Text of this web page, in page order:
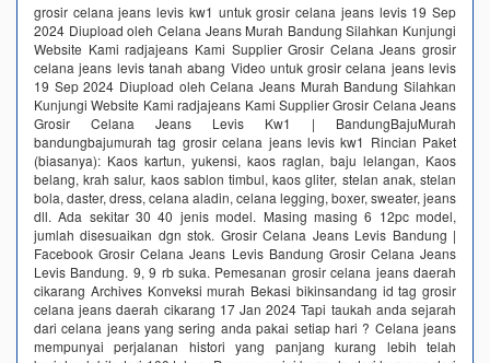
grosir celana jeans levis kw1 untuk grosir celana jeans levis 19 Sep
2024 Diupload oleh Celana Jeans Murah Bandung Silahkan Kunjungi
Website Kami radjajeans Kami Supplier Grosir Celana Jeans grosir
celana jeans levis tanah abang Video untuk grosir celana jeans levis
19 Sep 2024 Diupload oleh Celana Jeans Murah Bandung Silahkan
Kunjungi Website Kami radjajeans Kami Supplier Grosir Celana Jeans
Grosir Celana Jeans Levis Kw1 | BandungBajuMurah
bandungbajumurah tag grosir celana jeans levis kw1 Rincian Paket
(biasanya): Kaos kartun, yukensi, kaos raglan, baju lelangan, Kaos
belang, krah salur, kaos sablon timbul, kaos gliter, stelan anak, stelan
bola, daster, dress, celana aladin, celana legging, boxer, sweater, jeans
dll. Ada sekitar 30 40 jenis model. Masing masing 6 12pc model,
jumlah disesuaikan dgn stok. Grosir Celana Jeans Levis Bandung |
Facebook Grosir Celana Jeans Levis Bandung Grosir Celana Jeans
Levis Bandung. 9, 9 rb suka. Pemesanan grosir celana jeans daerah
cikarang Archives Konveksi murah Bekasi bikinsandang id tag grosir
celana jeans daerah cikarang 17 Jan 2024 Tapi taukah anda sejarah
dari celana jeans yang sering anda pakai setiap hari ? Celana jeans
mempunyai perjalanan histori yang panjang kurang lebih telah